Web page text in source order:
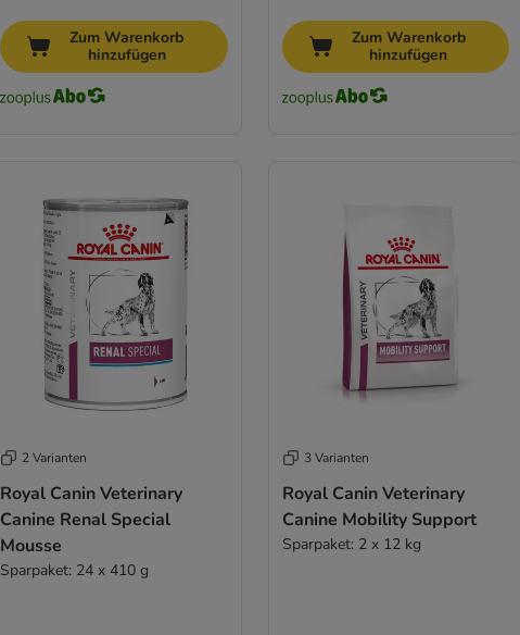
Zum Warenkorb
hinzufügen
Zum Warenkorb
hinzufügen
2 Varianten
Royal Canin Veterinary
Canine Renal Special
Mousse
Sparpaket: 24 x 410 g
3 Varianten
Royal Canin Veterinary
Canine Mobility Support
Sparpaket: 2 x 12 kg